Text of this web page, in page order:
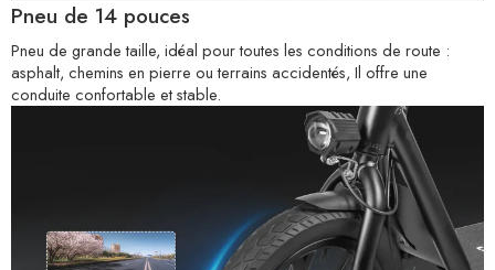
Pneu de 14 pouces
Pneu de grande taille, idéal pour toutes les conditions de route :
asphalt, chemins en pierre ou terrains accidentés, Il offre une
conduite confortable et stable.